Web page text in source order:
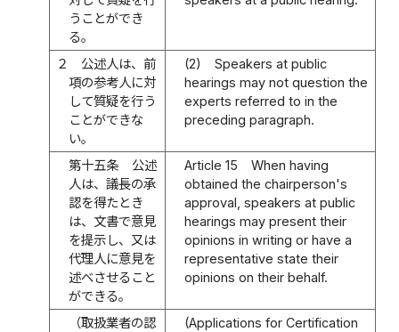
うことができ
る。
２
公述人は、前
項の参考人に対
して質疑を行う
ことができな
い。
(2)
Speakers at public
hearings may not question the
experts referred to in the
preceding paragraph.
第十五条
公述
人は、議長の承
認を得たとき
は、文書で意見
を提示し、又は
代理人に意見を
述べさせること
ができる。
Article 15
When having
obtained the chairperson's
approval, speakers at public
hearings may present their
opinions in writing or have a
representative state their
opinions on their behalf.
（取扱業者の認
(Applications for Certification